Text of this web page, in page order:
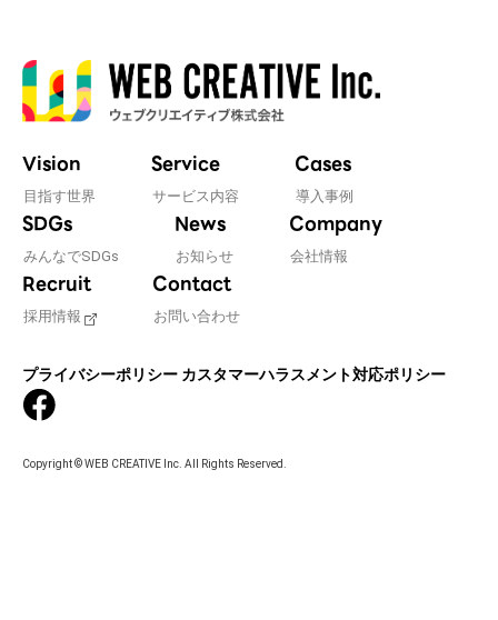
Vision
目指す世界
Service
サービス内容
Cases
導入事例
SDGs
みんなでSDGs
News
お知らせ
Company
会社情報
Recruit
採用情報
Contact
お問い合わせ
プライバシーポリシー カスタマーハラスメント対応ポリシー
Copyright © WEB CREATIVE Inc. All Rights Reserved.